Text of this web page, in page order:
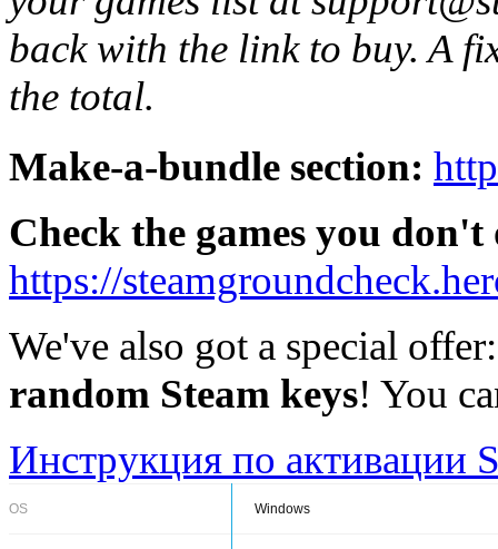
back with the link to buy. A
the total.
Make-a-bundle section:
Check the games you don't
https://
We've also got a special
random Steam keys! You
Инструкция по активации
ОS Windows